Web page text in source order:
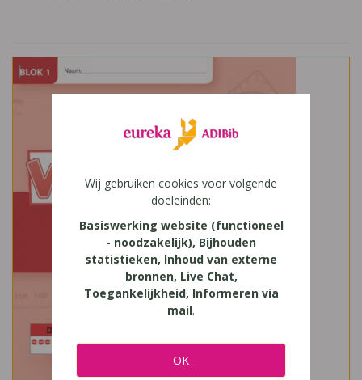
Wij gebruiken cookies voor volgende
doeleinden:
Basiswerking website (functioneel
- noodzakelijk), Bijhouden
statistieken, Inhoud van externe
bronnen, Live Chat,
Toegankelijkheid, Informeren via
mail.
OK